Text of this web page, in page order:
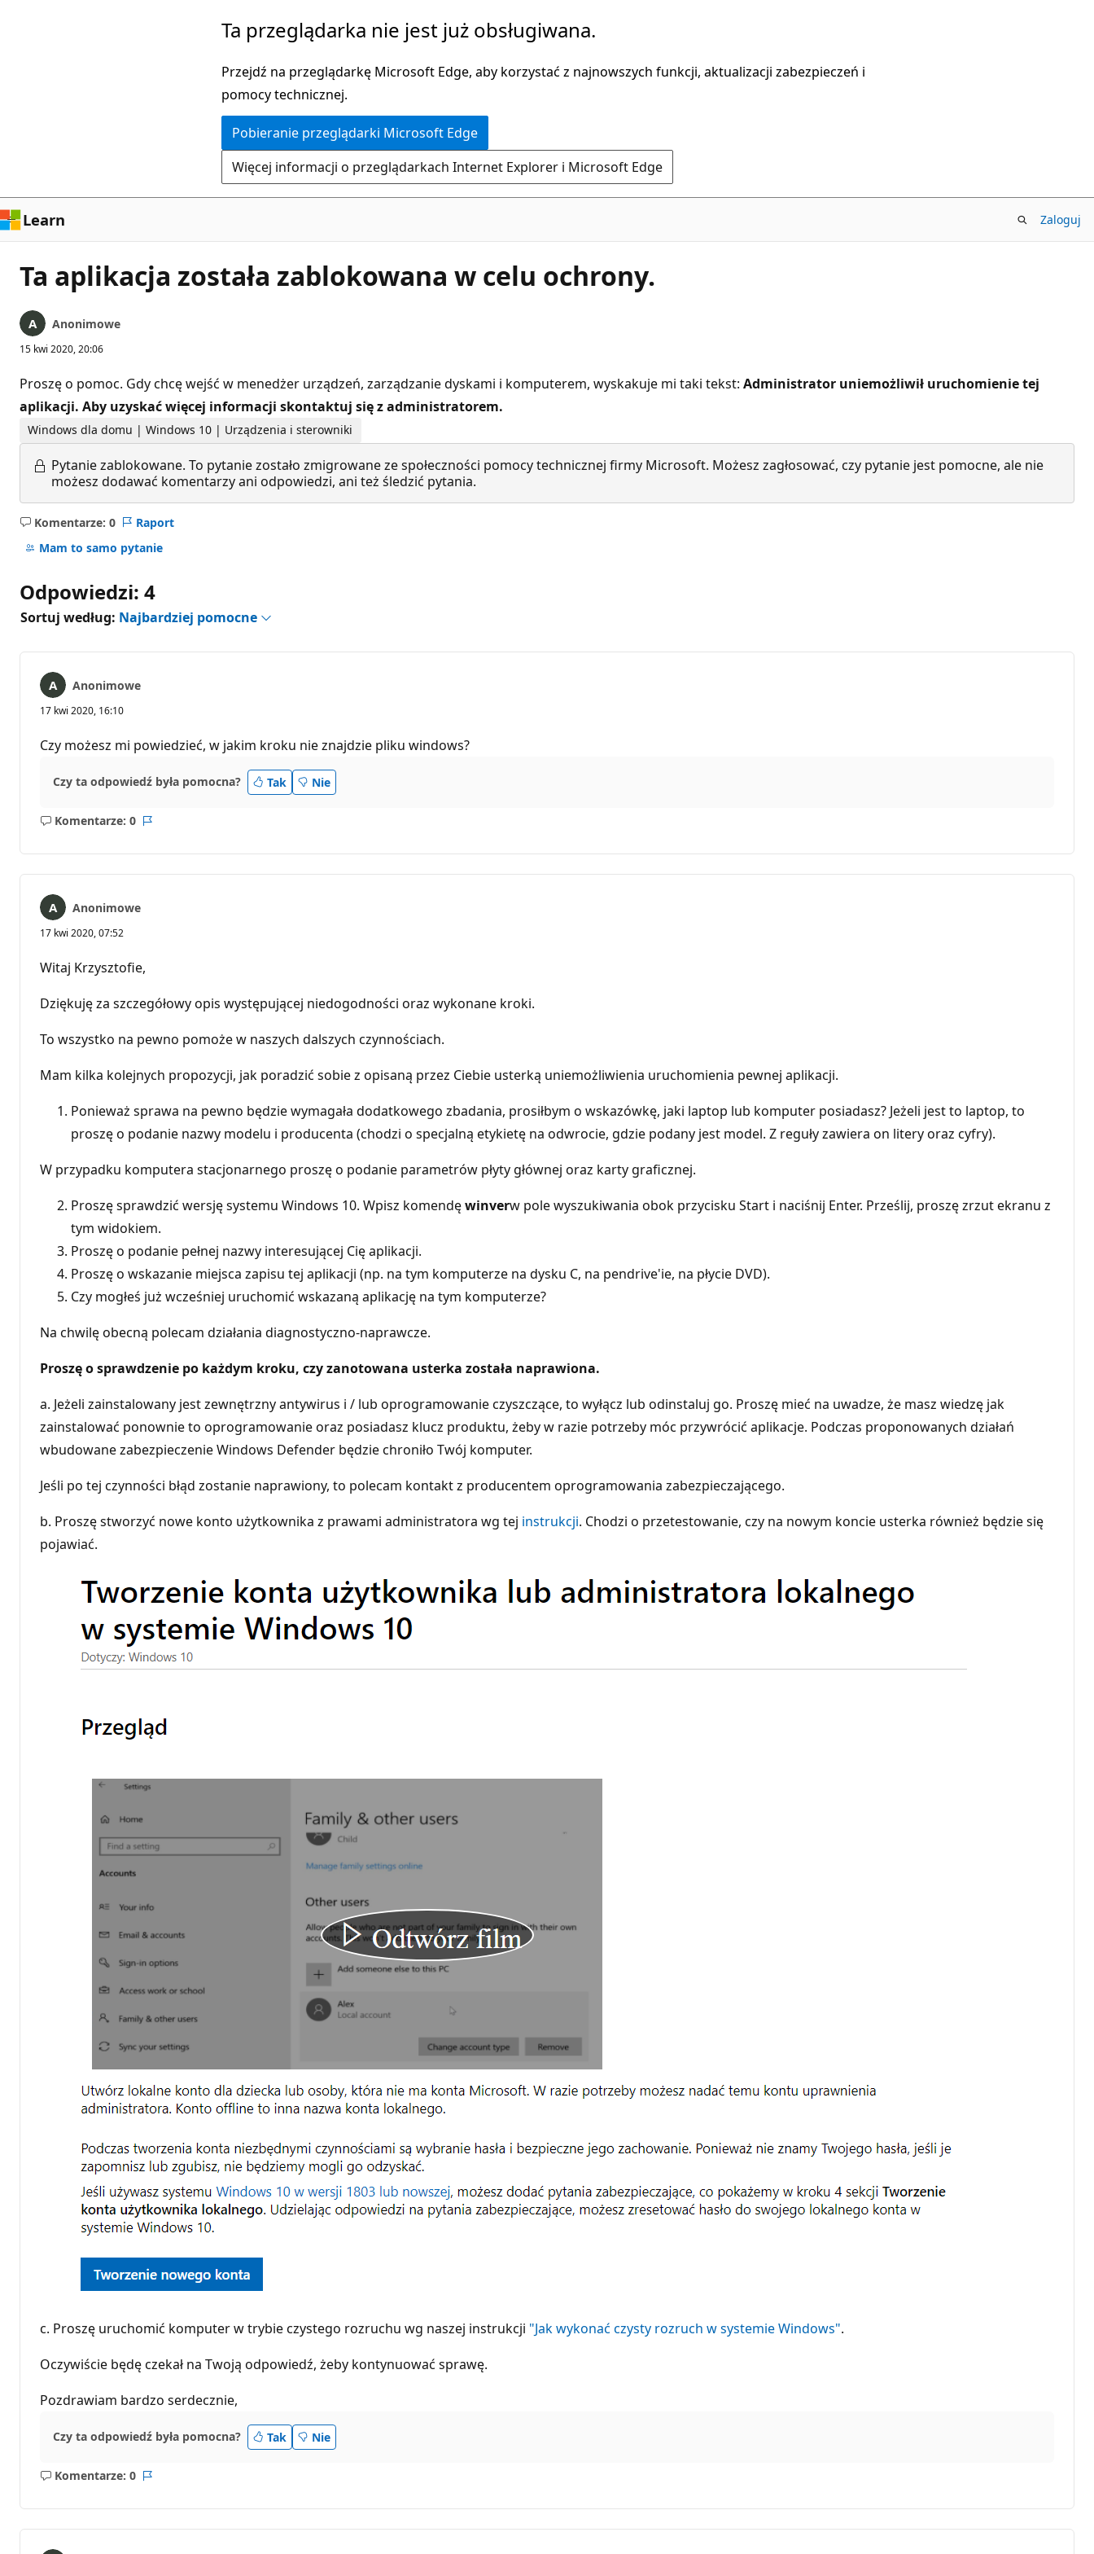
Ta przeglądarka nie jest już obsługiwana.
Przejdź na przeglądarkę Microsoft Edge, aby korzystać z najnowszych funkcji, aktualizacji zabezpieczeń i
pomocy technicznej.
Pobieranie przeglądarki Microsoft Edge
Więcej informacji o przeglądarkach Internet Explorer i Microsoft Edge
Learn Zaloguj
Ta aplikacja została zablokowana w celu ochrony.
Anonimowe
15 kwi 2020, 20:06
Proszę o pomoc. Gdy chcę wejść w menedżer urządzeń, zarządzanie dyskami i komputerem, wyskakuje mi taki tekst: Administrator uniemożliwił uruchomienie tej
aplikacji. Aby uzyskać więcej informacji skontaktuj się z administratorem.
Windows dla domu | Windows 10 | Urządzenia i sterowniki
Pytanie zablokowane. To pytanie zostało zmigrowane ze społeczności pomocy technicznej firmy Microsoft. Możesz zagłosować, czy pytanie jest pomocne, ale nie
możesz dodawać komentarzy ani odpowiedzi, ani też śledzić pytania.
Komentarze: 0
Brak
komentarzy
Raport
Mam to samo pytanie
Odpowiedzi: 4
Sortuj według: Najbardziej pomocne
Anonimowe
17 kwi 2020, 16:10
Czy możesz mi powiedzieć, w jakim kroku nie znajdzie pliku windows?
Czy ta odpowiedź była pomocna? Tak Nie
Komentarze: 0
Brak
Anonimowe
17 kwi 2020, 07:52
Witaj Krzysztofie,
Dziękuję za szczegółowy opis występującej niedogodności oraz wykonane kroki.
To wszystko na pewno pomoże w naszych dalszych czynnościach.
Mam kilka kolejnych propozycji, jak poradzić sobie z opisaną przez Ciebie usterką uniemożliwienia uruchomienia pewnej aplikacji.
Ponieważ sprawa na pewno będzie wymagała dodatkowego zbadania, prosiłbym o wskazówkę, jaki laptop lub komputer posiadasz? Jeżeli jest to laptop, to
proszę o podanie nazwy modelu i producenta (chodzi o specjalną etykietę na odwrocie, gdzie podany jest model. Z reguły zawiera on litery oraz cyfry).
W przypadku komputera stacjonarnego proszę o podanie parametrów płyty głównej oraz karty graficznej.
Proszę sprawdzić wersję systemu Windows 10. Wpisz komendęwinverw pole wyszukiwania obok przycisku Start i naciśnij Enter. Prześlij, proszę zrzut ekranu z
tym widokiem.
Proszę o podanie pełnej nazwy interesującej Cię aplikacji.
Proszę o wskazanie miejsca zapisu tej aplikacji (np. na tym komputerze na dysku C, na pendrive'ie, na płycie DVD).
Czy mogłeś już wcześniej uruchomić wskazaną aplikację na tym komputerze?
Na chwilę obecną polecam działania diagnostyczno-naprawcze.
Proszę o sprawdzenie po każdym kroku, czy zanotowana usterka została naprawiona.
a. Jeżeli zainstalowany jest zewnętrzny antywirus i / lub oprogramowanie czyszczące, to wyłącz lub odinstaluj go. Proszę mieć na uwadze, że masz wiedzę jak
zainstalować ponownie to oprogramowanie oraz posiadasz klucz produktu, żeby w razie potrzeby móc przywrócić aplikacje. Podczas proponowanych działań
wbudowane zabezpieczenie Windows Defender będzie chroniło Twój komputer.
Jeśli po tej czynności błąd zostanie naprawiony, to polecam kontakt z producentem oprogramowania zabezpieczającego.
b. Proszę stworzyć nowe konto użytkownika z prawami administratora wg tej instrukcji. Chodzi o przetestowanie, czy na nowym koncie usterka również będzie się
pojawiać.
c. Proszę uruchomić komputer w trybie czystego rozruchu wg naszej instrukcji "Jak wykonać czysty rozruch w systemie Windows".
Oczywiście będę czekał na Twoją odpowiedź, żeby kontynuować sprawę.
Pozdrawiam bardzo serdecznie,
Czy ta odpowiedź była pomocna? Tak Nie
Komentarze: 0
Brak